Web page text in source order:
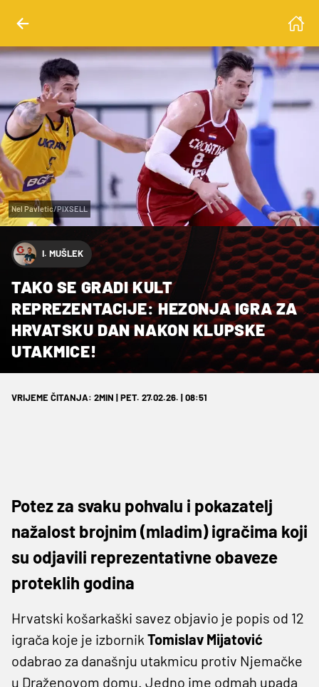
Nel Pavletic/PIXSELL
I. MUŠLEK
TAKO SE GRADI KULT
REPREZENTACIJE: HEZONJA IGRA ZA
HRVATSKU DAN NAKON KLUPSKE
UTAKMICE!
VRIJEME ČITANJA: 2MIN | PET. 27.02.26. | 08:51
Potez za svaku pohvalu i pokazatelj
nažalost brojnim (mladim) igračima koji
su odjavili reprezentativne obaveze
proteklih godina
Hrvatski košarkaški savez objavio je popis od 12
igrača koje je izbornik Tomislav Mijatović
odabrao za današnju utakmicu protiv Njemačke
u Draženovom domu. Jedno ime odmah upada